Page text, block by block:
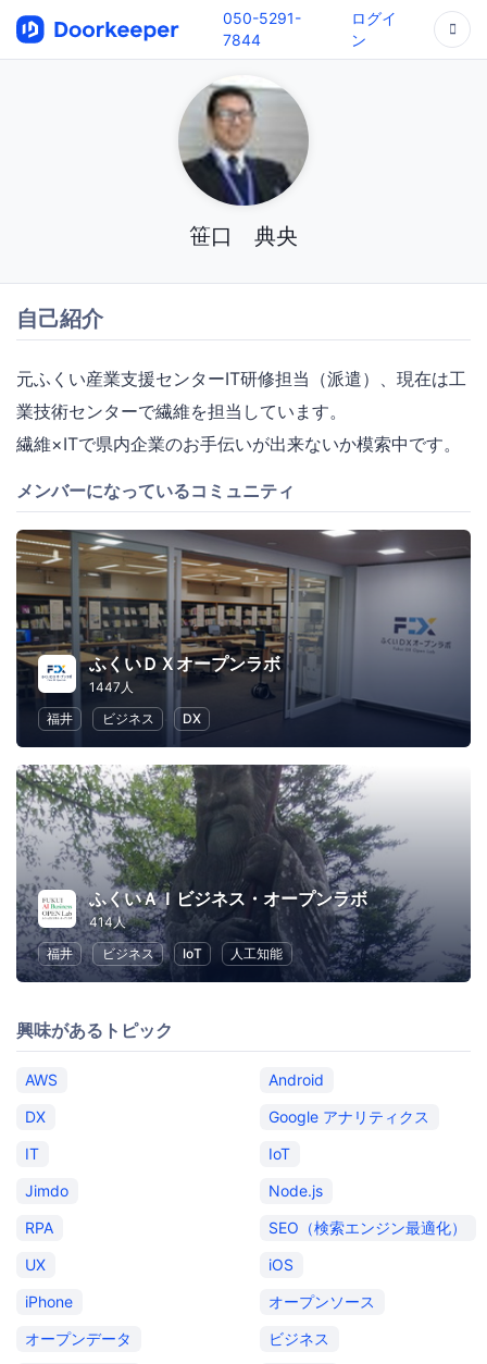
050-5291-
7844
ログイ
ン
笹口 典央
自己紹介
元ふくい産業支援センターIT研修担当（派遣）、現在は工
業技術センターで繊維を担当しています。
繊維×ITで県内企業のお手伝いが出来ないか模索中です。
メンバーになっているコミュニティ
ふくいＤＸオープンラボ
1447人
福井
ビジネス DX
ふくいＡＩビジネス・オープンラボ
414人
福井
ビジネス IoT 人工知能
興味があるトピック
AWS
Android
DX
Google アナリティクス
IT
IoT
Jimdo
Node.js
RPA
SEO（検索エンジン最適化）
UX
iOS
iPhone
オープンソース
オープンデータ
ビジネス